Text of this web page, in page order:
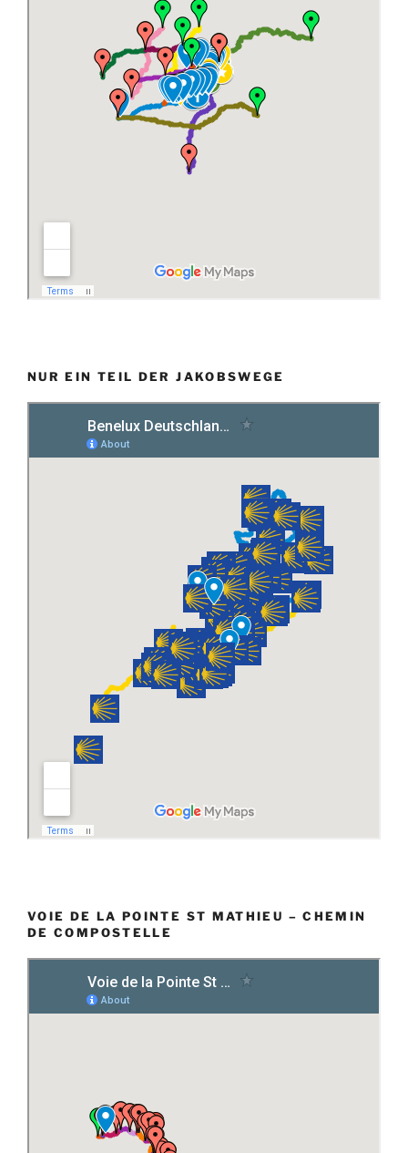
NUR EIN TEIL DER JAKOBSWEGE
VOIE DE LA POINTE ST MATHIEU – CHEMIN
DE COMPOSTELLE